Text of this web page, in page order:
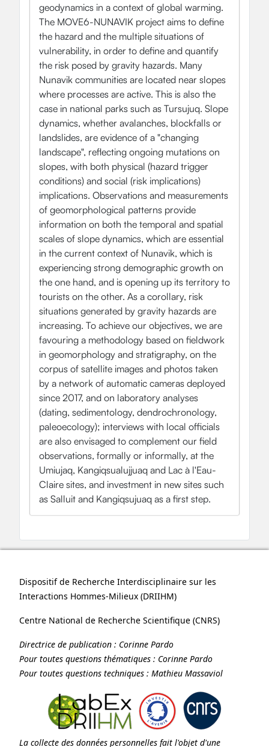
geodynamics in a context of global warming.
The MOVE6-NUNAVIK project aims to define
the hazard and the multiple situations of
vulnerability, in order to define and quantify
the risk posed by gravity hazards. Many
Nunavik communities are located near slopes
where processes are active. This is also the
case in national parks such as Tursujuq. Slope
dynamics, whether avalanches, blockfalls or
landslides, are evidence of a "changing
landscape", reflecting ongoing mutations on
slopes, with both physical (hazard trigger
conditions) and social (risk implications)
implications. Observations and measurements
of geomorphological patterns provide
information on both the temporal and spatial
scales of slope dynamics, which are essential
in the current context of Nunavik, which is
experiencing strong demographic growth on
the one hand, and is opening up its territory to
tourists on the other. As a corollary, risk
situations generated by gravity hazards are
increasing. To achieve our objectives, we are
favouring a methodology based on fieldwork
in geomorphology and stratigraphy, on the
corpus of satellite images and photos taken
by a network of automatic cameras deployed
since 2017, and on laboratory analyses
(dating, sedimentology, dendrochronology,
paleoecology); interviews with local officials
are also envisaged to complement our field
observations, formally or informally, at the
Umiujaq, Kangiqsualujjuaq and Lac à l'Eau-
Claire sites, and investment in new sites such
as Salluit and Kangiqsujuaq as a first step.
Dispositif de Recherche Interdisciplinaire sur les
Interactions Hommes-Milieux (DRIIHM)
Centre National de Recherche Scientifique (CNRS)
Directrice de publication : Corinne Pardo
Pour toutes questions thématiques : Corinne Pardo
Pour toutes questions techniques : Mathieu Massaviol
La collecte des données personnelles fait l'objet d'une